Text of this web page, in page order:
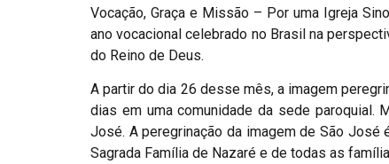
Vocação, Graça e Missão – Por uma Igreja
ano vocacional celebrado no Brasil na
do Reino de Deus.
A partir do dia 26 desse mês, a imagem
dias em uma comunidade da sede paroquial.
José. A peregrinação da imagem de São
Sagrada Família de Nazaré e de todas as